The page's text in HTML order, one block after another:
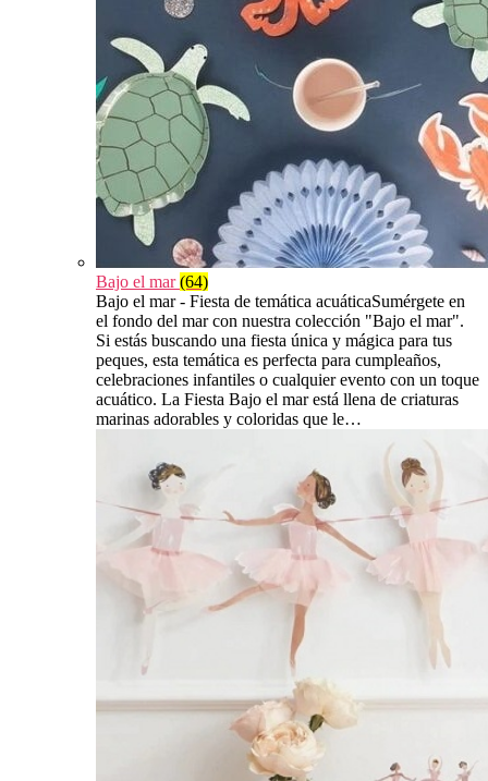
Bajo el mar(64)
Bajo el mar - Fiesta de temática acuáticaSumérgete en
el fondo del mar con nuestra colección "Bajo el mar".
Si estás buscando una fiesta única y mágica para tus
peques, esta temática es perfecta para cumpleaños,
celebraciones infantiles o cualquier evento con un toque
acuático. La Fiesta Bajo el mar está llena de criaturas
marinas adorables y coloridas que le…